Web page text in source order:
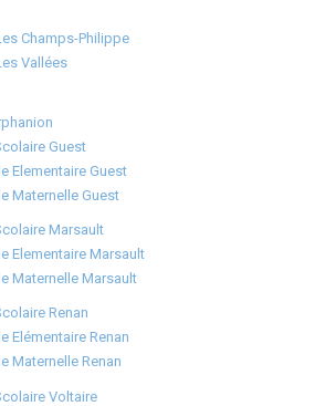
Champs-Philippe
Vallées
Guest
Elementaire Guest
Maternelle Guest
Marsault
Elementaire Marsault
Maternelle Marsault
Renan
Elémentaire Renan
Maternelle Renan
Voltaire